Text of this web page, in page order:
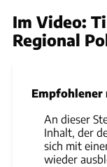
Im Video:
Regional
An dieser
Inhalt, der
sich mit
wieder